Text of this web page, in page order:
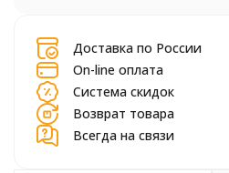
Доставка по России
On-line оплата
Система скидок
Возврат товара
Всегда на связи